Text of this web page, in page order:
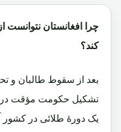
چرا افغانستان نتوانست
کند؟
بعد از سقوط طالبان و
تشکیل حکومت مؤقت در
یک دورۀ طلائی در کشور